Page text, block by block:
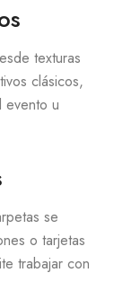
texturas
clásicos,
evento u
se
o tarjetas
trabajar con